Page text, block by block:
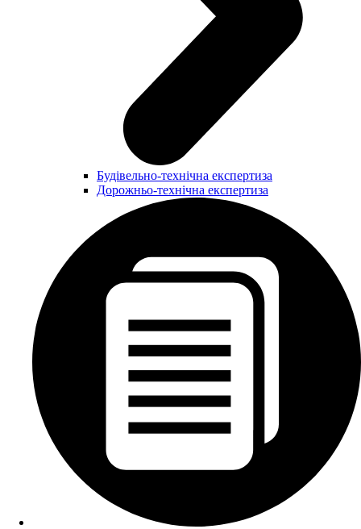
Будівельно-технічна експертиза
Дорожньо-технічна експертиза